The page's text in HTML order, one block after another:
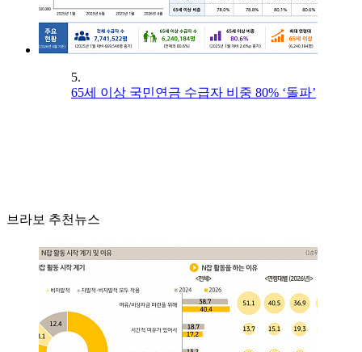
5.
65세 이상 국민연금 수급자 비중 80% ‘돌파’
브라보 추천뉴스